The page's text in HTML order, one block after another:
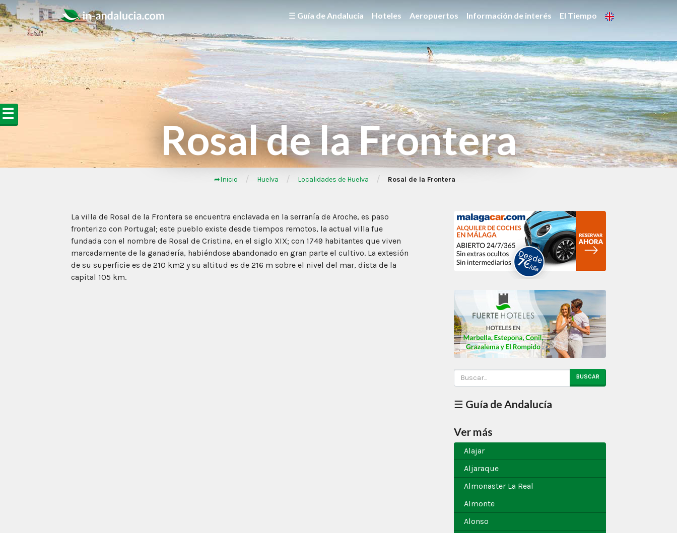
☰ Guía de Andalucía Hoteles Aeropuertos Información de interés El Tiempo
☰
Rosal de la Frontera
➦Inicio / Huelva / Localidades de Huelva / Rosal de la Frontera
La villa de Rosal de la Frontera se encuentra enclavada en la serranía de Aroche, es paso
fronterizo con Portugal; este pueblo existe desde tiempos remotos, la actual villa fue
fundada con el nombre de Rosal de Cristina, en el siglo XIX; con 1749 habitantes que viven
marcadamente de la ganadería, habiéndose abandonado en gran parte el cultivo. La extesión
de su superficie es de 210 km2 y su altitud es de 216 m sobre el nivel del mar, dista de la
capital 105 km.
BUSCAR
☰ Guía de Andalucía
Ver más
Alajar
Aljaraque
Almonaster La Real
Almonte
Alonso